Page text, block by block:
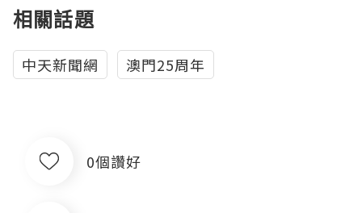
相關話題
中天新聞網 澳門25周年
0個讚好